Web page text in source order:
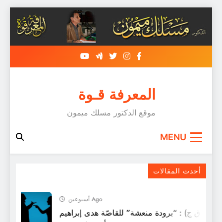
content
المعرفة قـوة
موقع الدكتور مسلك ميمون
MENU
أحدث المقالات
أسبوعين Ago
(ق ق ج) : “برودة منعشة” للقاصّة هدى إبراهيم
القاص مصطفى يعلى